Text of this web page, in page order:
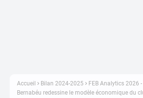
Accueil Bilan 2024-2025
FEB Analytics 2026
Bernabéu redessine le modèle économique du